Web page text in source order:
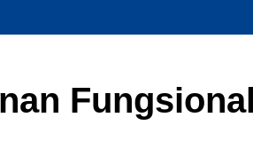
Fungsional